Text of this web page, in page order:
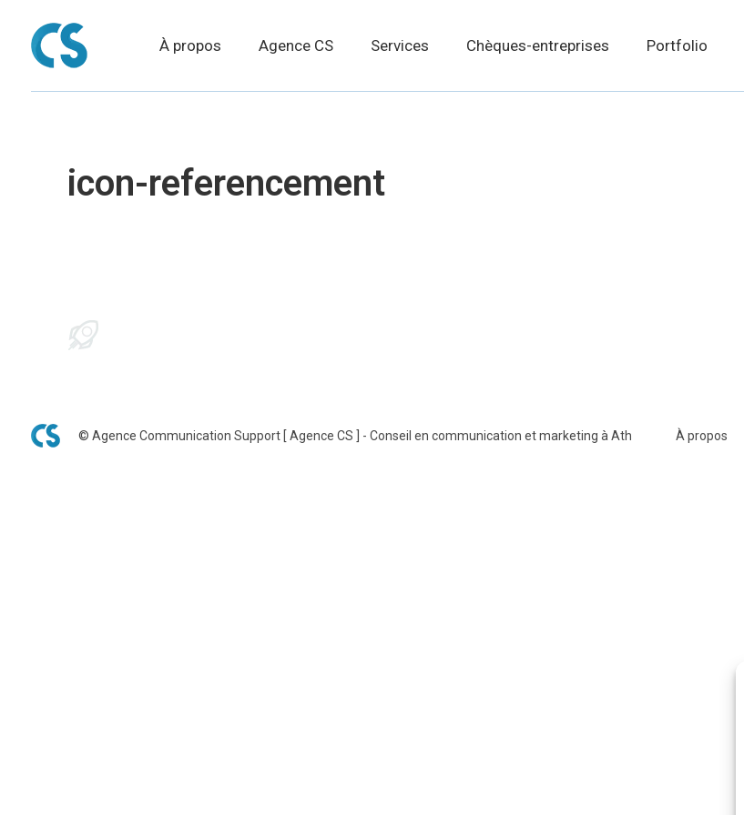
À propos Agence CS Services Chèques-entreprises Portfolio
icon-referencement
© Agence Communication Support [ Agence CS ] - Conseil en communication et marketing à Ath À propos